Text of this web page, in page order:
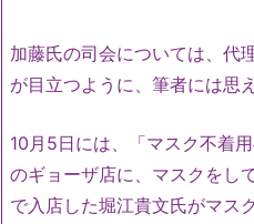
加藤氏の司会については、代
が目立つように、筆者には思え
10月5日には、「マスク不着
のギョーザ店に、マスクをし
で入店した堀江貴文氏がマス